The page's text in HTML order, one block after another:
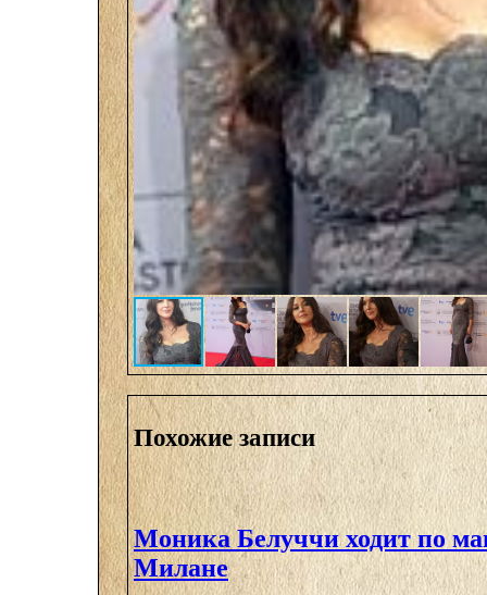
Похожие записи
Моника Белуччи ходит по
Милане